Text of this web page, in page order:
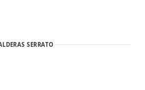
SERRATO